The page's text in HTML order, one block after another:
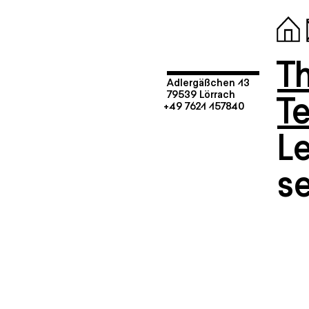
Adlergäßchen 13
79539 Lörrach
+49 7621 157840